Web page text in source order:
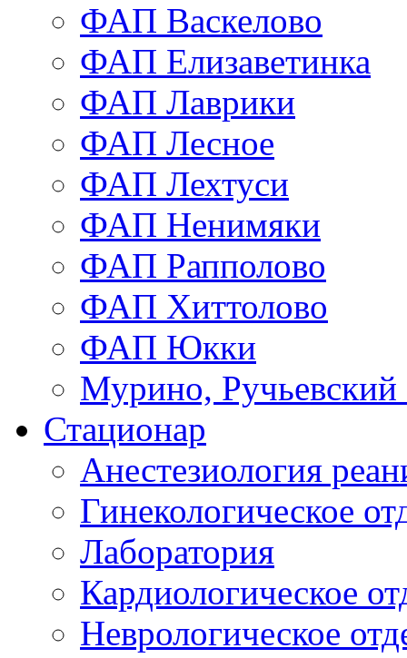
ФАП Васкелово
ФАП Елизаветинка
ФАП Лаврики
ФАП Лесное
ФАП Лехтуси
ФАП Ненимяки
ФАП Рапполово
ФАП Хиттолово
ФАП Юкки
Мурино, Ручьевский
Стационар
Анестезиология
Гинекологическое
Лаборатория
Кардиологическое
Неврологическое